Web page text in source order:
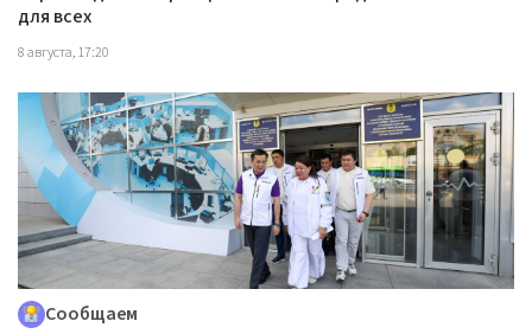
для всех
8 августа, 17:20
Сообщаем